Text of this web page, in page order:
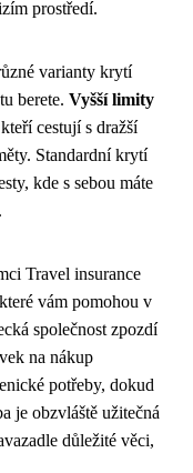
prostředí.
varianty krytí
berete. Vyšší limity
cestují s dražší
Standardní krytí
kde s sebou máte
Travel insurance
vám pomohou v
společnost zpozdí
na nákup
potřeby, dokud
je obzvláště užitečná
důležité věci,